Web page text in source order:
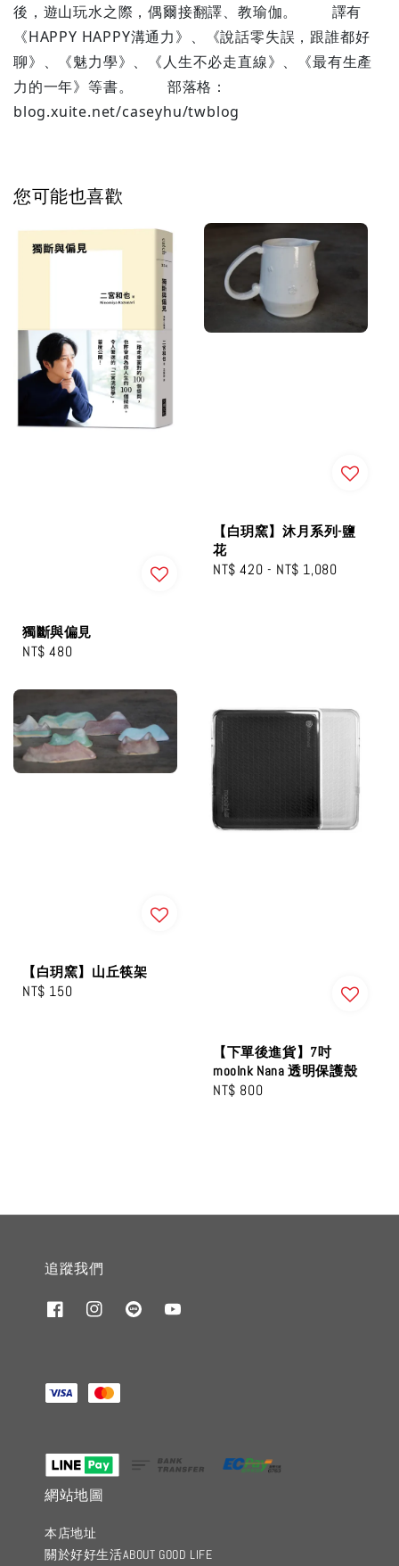
後，遊山玩水之際，偶爾接翻譯、教瑜伽。 譯有
《HAPPY HAPPY溝通力》、《說話零失誤，跟誰都好
聊》、《魅力學》、《人生不必走直線》、《最有生產
力的一年》等書。 部落格：
blog.xuite.net/caseyhu/twblog
您可能也喜歡
獨斷與偏見
Regular
NT$ 480
【白玥窯】沐月系列-鹽
花
Regular
NT$ 420 - NT$ 1,080
【白玥窯】山丘筷架
Regular
NT$ 150
【下單後進貨】7吋
mooInk Nana 透明保護殼
Regular
NT$ 800
追蹤我們
網站地圖
本店地址
關於好好生活ABOUT GOOD LIFE